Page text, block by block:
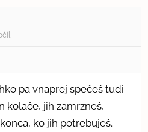
pa vnaprej spečeš tudi
kolače, jih zamrzneš,
ko jih potrebuješ.